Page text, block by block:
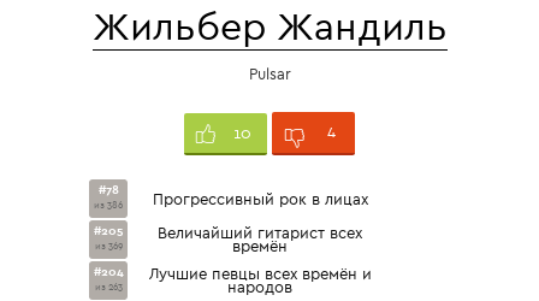
Жильбер Жандиль
Pulsar
10 4
#78
из 386 Прогрессивный рок в лицах
#205
из 369
Величайший гитарист всех
времён
#204
из 263
Лучшие певцы всех времён и
народов